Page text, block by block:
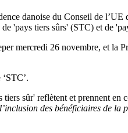
danoise du Conseil de
'pays tiers sûrs' (STC) et de
mercredi 26 novembre, et la
sûr' reflètent et prennent en
des bénéficiaires de